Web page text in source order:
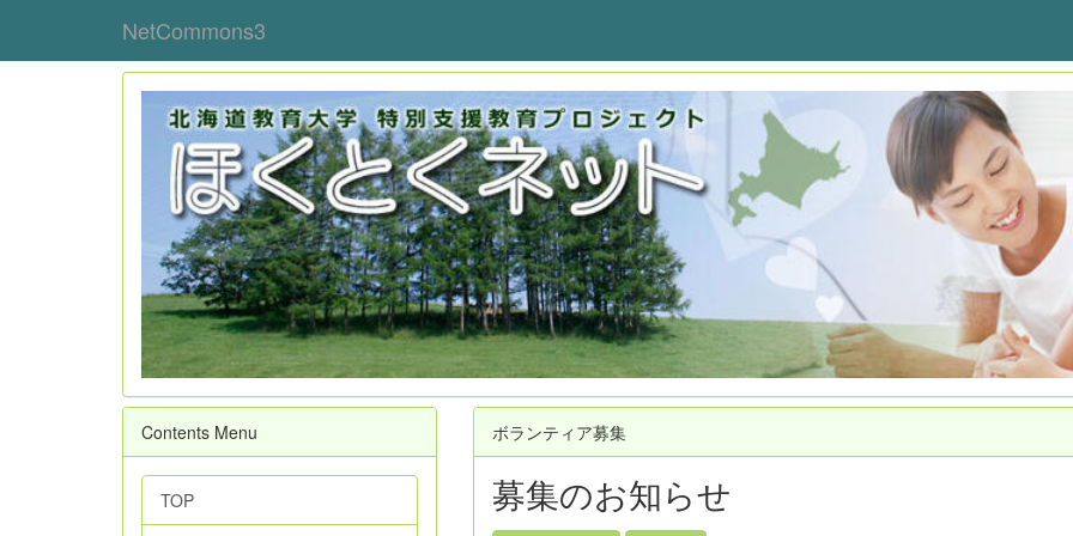
NetCommons3
ボランティア募集
募集のお知らせ
Contents Menu
TOP